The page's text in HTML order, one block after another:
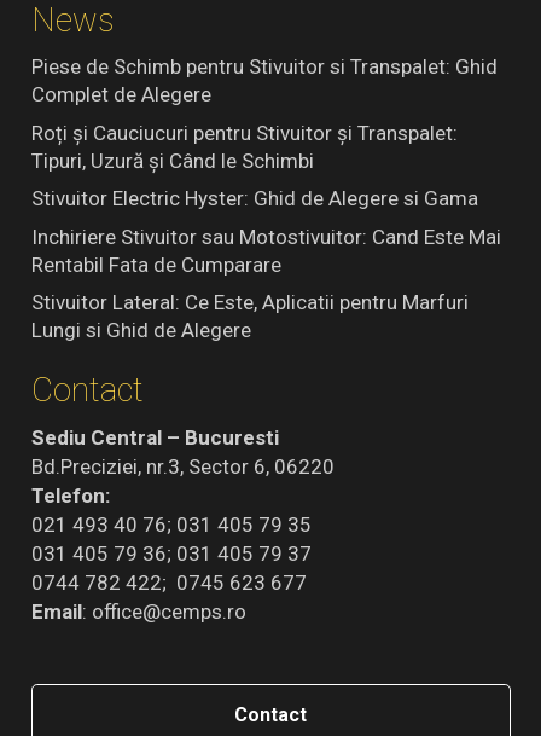
News
Piese de Schimb pentru Stivuitor si Transpalet: Ghid
Complet de Alegere
Roți și Cauciucuri pentru Stivuitor și Transpalet:
Tipuri, Uzură și Când le Schimbi
Stivuitor Electric Hyster: Ghid de Alegere si Gama
Inchiriere Stivuitor sau Motostivuitor: Cand Este Mai
Rentabil Fata de Cumparare
Stivuitor Lateral: Ce Este, Aplicatii pentru Marfuri
Lungi si Ghid de Alegere
Contact
Sediu Central – Bucuresti
Bd.Preciziei, nr.3, Sector 6, 06220
Telefon:
021 493 40 76; 031 405 79 35
031 405 79 36; 031 405 79 37
0744 782 422; 0745 623 677
Email: office@cemps.ro
Contact